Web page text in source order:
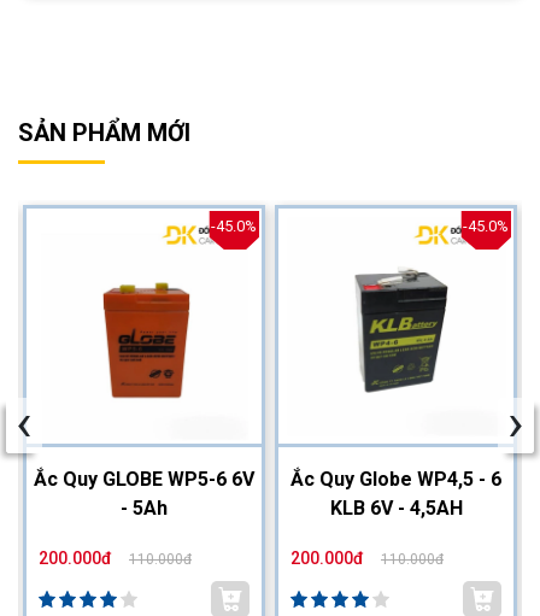
SẢN PHẨM MỚI
-45.0%
Ắc Quy GLOBE WP5-6 6V
- 5Ah
200.000đ 110.000đ
-45.0%
Ắc Quy Globe WP4,5 - 6
KLB 6V - 4,5AH
200.000đ 110.000đ
‹ ›